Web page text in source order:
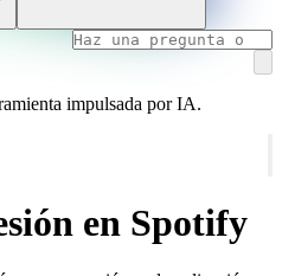
impulsada por IA.
en Spotify